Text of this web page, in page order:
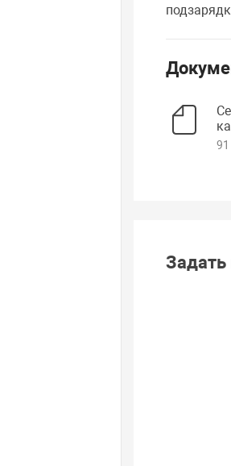
Задать